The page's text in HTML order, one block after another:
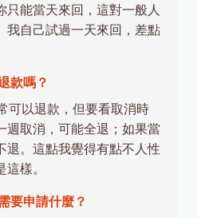
只能當天來回，這對一般人
我自己試過一天來回，差點
款嗎？
可以退款，但要看取消時
週取消，可能全退；如果當
退。這點我覺得有點不人性
樣。
要申請什麼？